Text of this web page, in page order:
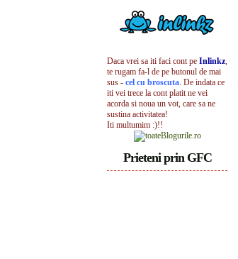
Daca vrei sa iti faci cont pe Inlinkz,
te rugam fa-l de pe butonul de mai
sus - cel cu broscuta. De indata ce
iti vei trece la cont platit ne vei
acorda si noua un vot, care sa ne
sustina activitatea!
Iti multumim :)!!
Prieteni prin GFC